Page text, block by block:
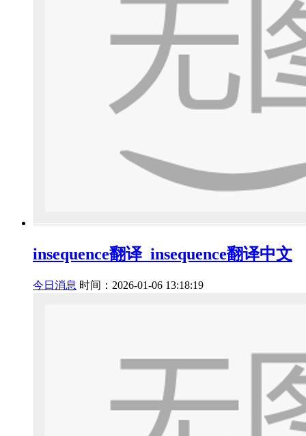
insequence翻译_insequence翻译中文
今日消息 时间：2026-01-06 13:18:19